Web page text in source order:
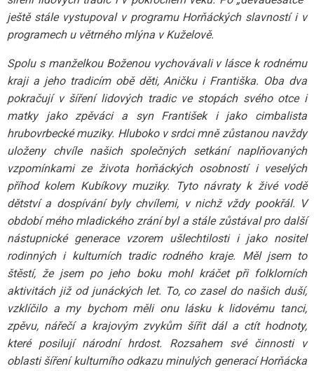
ještě stále vystupoval v programu Horňáckých slavností i v
programech u větrného mlýna v Kuželově.
Spolu s manželkou Boženou vychovávali v lásce k rodnému
kraji a jeho tradicím obě děti, Aničku i Františka. Oba dva
pokračují v šíření lidových tradic ve stopách svého otce i
matky jako zpěváci a syn František i jako cimbalista
hrubovrbecké muziky. Hluboko v srdci mně zůstanou navždy
uloženy chvíle našich společných setkání naplňovaných
vzpomínkami ze života horňáckých osobností i veselých
příhod kolem Kubíkovy muziky. Tyto návraty k živé vodě
dětství a dospívání byly chvílemi, v nichž vždy pookřál. V
období mého mladického zrání byl a stále zůstával pro další
nástupnické generace vzorem ušlechtilosti i jako nositel
rodinných i kulturních tradic rodného kraje. Měl jsem to
štěstí, že jsem po jeho boku mohl kráčet při folklorních
aktivitách již od junáckých let. To, co zasel do našich duší,
vzklíčilo a my bychom měli onu lásku k lidovému tanci,
zpěvu, nářečí a krajovým zvykům šířit dál a ctít hodnoty,
které posilují národní hrdost. Rozsahem své činnosti v
oblasti šíření kulturního odkazu minulých generací Horňácka